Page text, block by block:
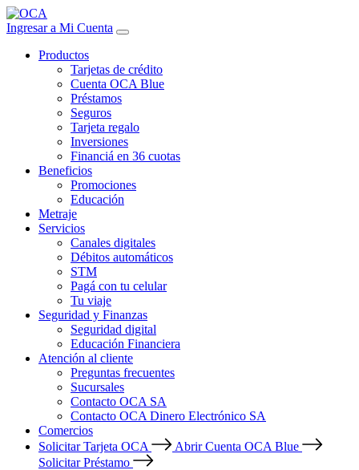
Ingresar a Mi Cuenta
Productos
Tarjetas de crédito
Cuenta OCA Blue
Préstamos
Seguros
Tarjeta regalo
Inversiones
Financiá en 36 cuotas
Beneficios
Promociones
Educación
Metraje
Servicios
Canales digitales
Débitos automáticos
STM
Pagá con tu celular
Tu viaje
Seguridad y Finanzas
Seguridad digital
Educación Financiera
Atención al cliente
Preguntas frecuentes
Sucursales
Contacto OCA SA
Contacto OCA Dinero Electrónico SA
Comercios
Solicitar Tarjeta OCA
Abrir Cuenta OCA Blue
Solicitar Préstamo